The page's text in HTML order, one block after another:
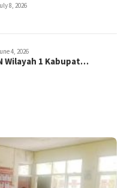
8, 2026
4, 2026
Wilayah 1 Kabupat…